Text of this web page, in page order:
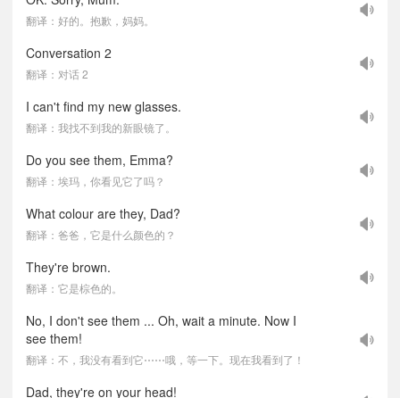
翻译：好的。抱歉，妈妈。
Conversation 2
翻译：对话 2
I can't find my new glasses.
翻译：我找不到我的新眼镜了。
Do you see them, Emma?
翻译：埃玛，你看见它了吗？
What colour are they, Dad?
翻译：爸爸，它是什么颜色的？
They're brown.
翻译：它是棕色的。
No, I don't see them ... Oh, wait a minute. Now I
see them!
翻译：不，我没有看到它⋯⋯哦，等一下。现在我看到了！
Dad, they're on your head!